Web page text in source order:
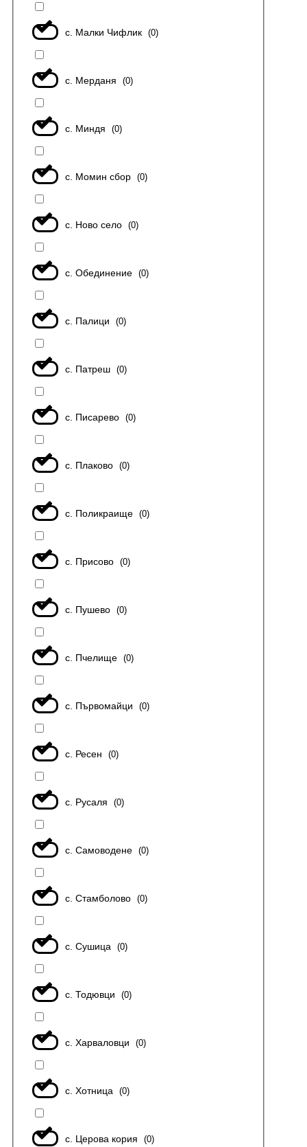
с. Малки Чифлик (0)
с. Мерданя (0)
с. Миндя (0)
с. Момин сбор (0)
с. Ново село (0)
с. Обединение (0)
с. Палици (0)
с. Патреш (0)
с. Писарево (0)
с. Плаково (0)
с. Поликраище (0)
с. Присово (0)
с. Пушево (0)
с. Пчелище (0)
с. Първомайци (0)
с. Ресен (0)
с. Русаля (0)
с. Самоводене (0)
с. Стамболово (0)
с. Сушица (0)
с. Тодювци (0)
с. Харваловци (0)
с. Хотница (0)
с. Церова кория (0)